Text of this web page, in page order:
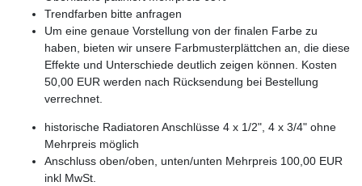
Trendfarben bitte anfragen
Um eine genaue Vorstellung von der finalen Farbe zu
haben, bieten wir unsere Farbmusterplättchen an, die diese
Effekte und Unterschiede deutlich zeigen können. Kosten
50,00 EUR werden nach Rücksendung bei Bestellung
verrechnet.
historische Radiatoren Anschlüsse 4 x 1/2", 4 x 3/4" ohne
Mehrpreis möglich
Anschluss oben/oben, unten/unten Mehrpreis 100,00 EUR
inkl MwSt.